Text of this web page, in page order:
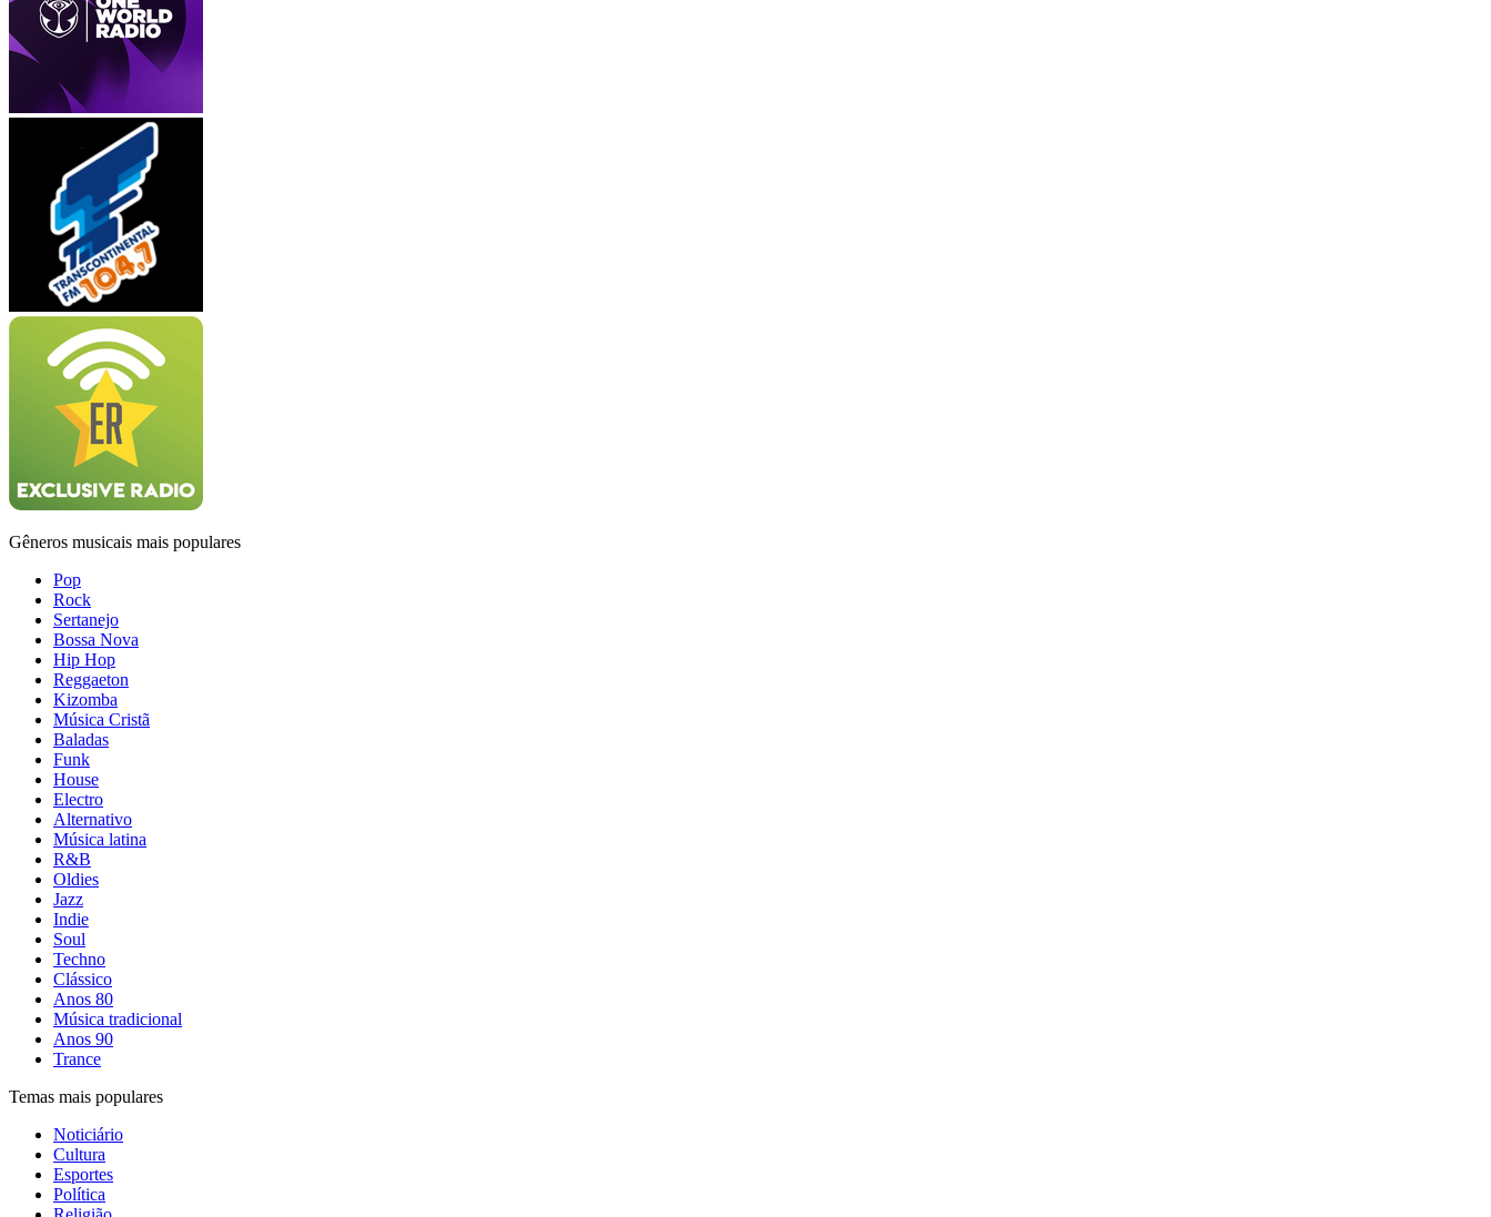
Gêneros musicais mais populares
Pop
Rock
Sertanejo
Bossa Nova
Hip Hop
Reggaeton
Kizomba
Música Cristã
Baladas
Funk
House
Electro
Alternativo
Música latina
R&B
Oldies
Jazz
Indie
Soul
Techno
Clássico
Anos 80
Música tradicional
Anos 90
Trance
Temas mais populares
Noticiário
Cultura
Esportes
Política